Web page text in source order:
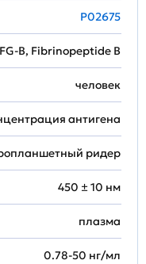
P02675
FG-B, Fibrinopeptide B
человек
антигена
ридер
450 ± 10 нм
плазма
0.78-50 нг/мл